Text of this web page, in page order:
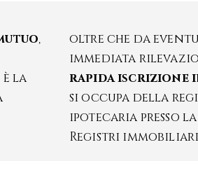
,
la
oltre che da
immediata
rapida iscrizione
si occupa della
ipotecaria presso
Registri